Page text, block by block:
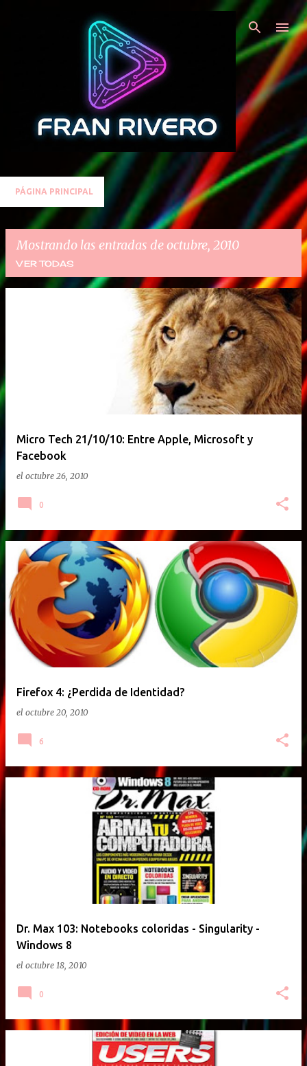
Ir al contenido principal
PÁGINA PRINCIPAL
Mostrando las entradas de octubre, 2010
VER TODAS
r
a
d
Micro Tech 21/10/10: Entre Apple, Microsoft y
Facebook
el octubre 26, 2010
0
Firefox 4: ¿Perdida de Identidad?
el octubre 20, 2010
6
Dr. Max 103: Notebooks coloridas - Singularity -
Windows 8
el octubre 18, 2010
0